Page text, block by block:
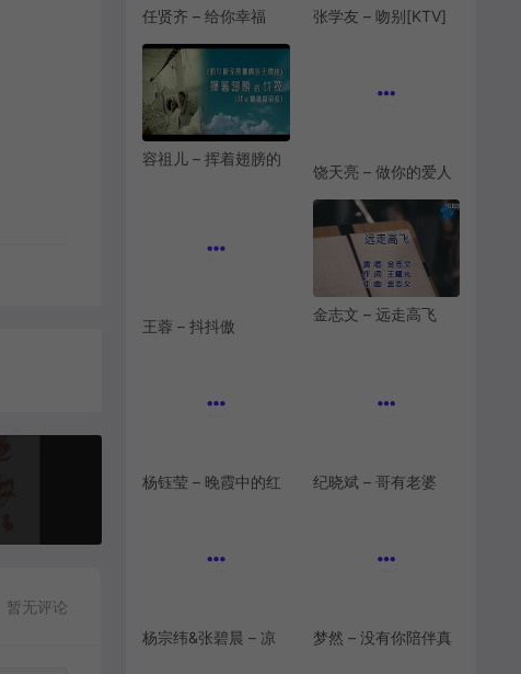
暂无评论
[KTV][MPG][241M]
[MPG][192.6M]
容祖儿 – 挥着翅膀的
女孩[KTV][MPG]
[KTV][VOB]
[265.8M]
[1080P][KTV][MPG]
金志文 – 远走高飞
[KTV][MPG][190M]
蜻蜓[KTV][VOB]
[463.5M]
凉[KTV][MPG]
的好孤单[KTV][MPG]